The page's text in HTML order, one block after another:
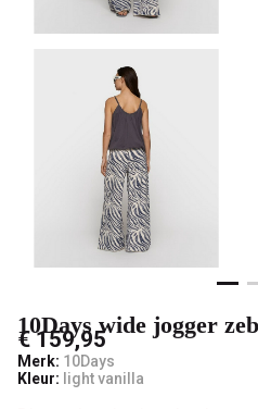
10Days wide jogger
€ 159,95
Merk: 10Days
Kleur: light vanilla